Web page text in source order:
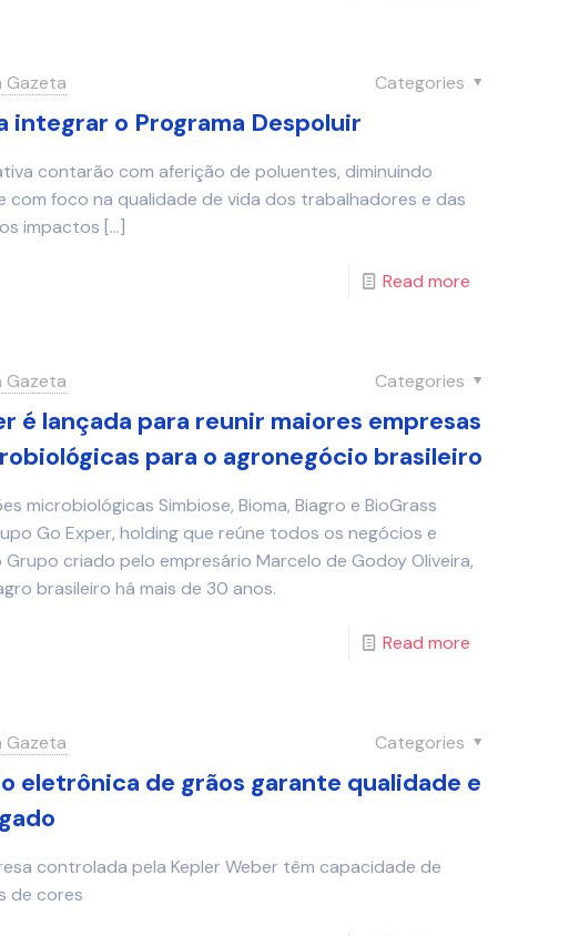
Gazeta Categories
integrar o Programa Despoluir
contarão com aferição de poluentes, diminuindo
com foco na qualidade de vida dos trabalhadores e das
impactos […]
Read more
Gazeta Categories
é lançada para reunir maiores empresas
para o agronegócio brasileiro
microbiológicas Simbiose, Bioma, Biagro e BioGrass
Go Exper, holding que reúne todos os negócios e
criado pelo empresário Marcelo de Godoy Oliveira,
brasileiro há mais de 30 anos.
Read more
Gazeta Categories
eletrônica de grãos garante qualidade e
controlada pela Kepler Weber têm capacidade de
de cores